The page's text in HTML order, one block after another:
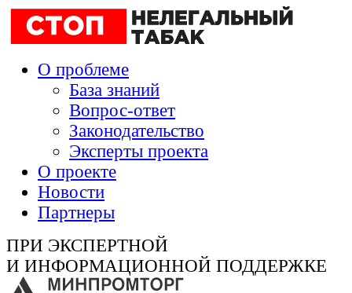
О проблеме
База знаний
Вопрос-ответ
Законодательство
Эксперты проекта
О проекте
Новости
Партнеры
ПРИ ЭКСПЕРТНОЙ
И ИНФОРМАЦИОННОЙ ПОДДЕРЖКЕ